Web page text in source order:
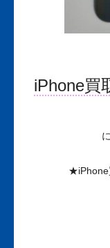
iPhone買
★iPhone